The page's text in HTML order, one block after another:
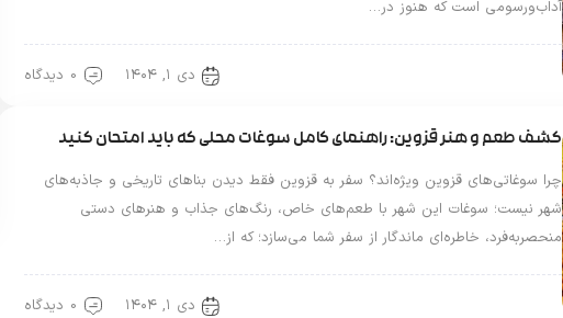
آداب‌ورسومی است که هنوز در…
دی ۱, ۱۴۰۴ 0 دیدگاه
کشف طعم و هنر قزوین: راهنمای کامل سوغات محلی که باید امتحان کنید
چرا سوغاتی‌های قزوین ویژه‌اند؟ سفر به قزوین فقط دیدن بناهای تاریخی و جاذبه‌های
شهر نیست؛ سوغات این شهر با طعم‌های خاص، رنگ‌های جذاب و هنرهای دستی
منحصربه‌فرد، خاطره‌ای ماندگار از سفر شما می‌سازد؛ که از…
دی ۱, ۱۴۰۴ 0 دیدگاه